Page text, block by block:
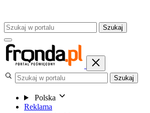
Szukaj
Szukaj
Polska
Reklama